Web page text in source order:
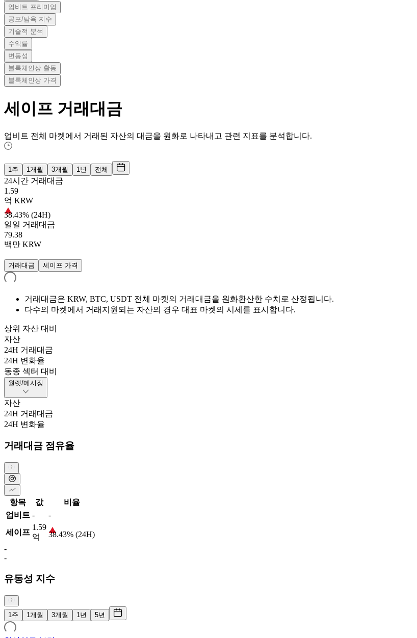
업비트 프리미엄
공포/탐욕 지수
기술적 분석
수익률
변동성
블록체인상 활동
블록체인상 가격
세이프 거래대금
업비트 전체 마켓에서 거래된 자산의 대금을 원화로 나타내고 관련 지표를 분석합니다.
1주 1개월 3개월 1년 전체
24시간 거래대금
1.59
억 KRW
38.43% (24H)
일일 거래대금
79.38
백만 KRW
거래대금 세이프 가격
거래대금은 KRW, BTC, USDT 전체 마켓의 거래대금을 원화환산한 수치로 산정됩니다.
다수의 마켓에서 거래지원되는 자산의 경우 대표 마켓의 시세를 표시합니다.
상위 자산 대비
자산
24H 거래대금
24H 변화율
동종 섹터 대비
월렛/메시징
자산
24H 거래대금
24H 변화율
거래대금 점유율
항목 값
비율
업비트 -
-
세이프
1.59
억
38.43% (24H)
-
-
유동성 지수
1주 1개월 3개월 1년 5년